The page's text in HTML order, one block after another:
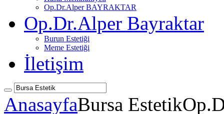
Op.Dr.Alper BAYRAKTAR
Op.Dr.Alper Bayraktar
Burun Estetiği
Meme Estetiği
İletişim
AnasayfaBursa Estetik